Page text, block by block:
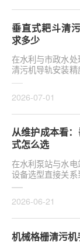
垂直式耙斗清
求多少
在水利与市政水
清污机导轨安装
运行平稳性的核心
2026-07-01
从维护成本看
式怎么选
在水利泵站与水电
设备选型直接关
讨从维护成本看：
2026-06-21
机械格栅清污